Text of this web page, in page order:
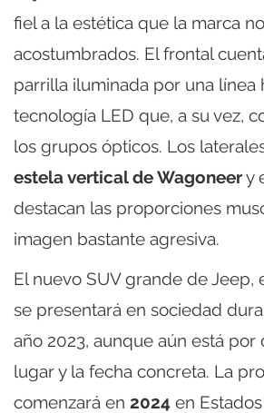
fiel a la estética que la marca
acostumbrados. El frontal
parrilla iluminada por una línea
tecnología LED que, a su vez,
los grupos ópticos. Los
estela vertical de Wagoneery
destacan las proporciones
imagen bastante agresiva.
El nuevo SUV grande de Jeep,
se presentará en sociedad
año 2023, aunque aún está por
lugar y la fecha concreta. La
comenzará en 2024 en